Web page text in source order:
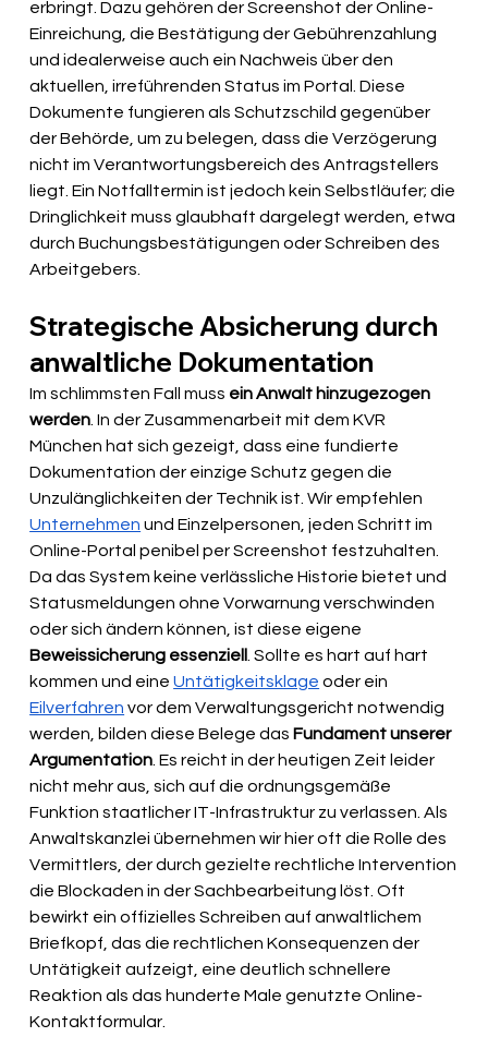
erbringt. Dazu gehören der Screenshot der Online-
Einreichung, die Bestätigung der Gebührenzahlung
und idealerweise auch ein Nachweis über den
aktuellen, irreführenden Status im Portal. Diese
Dokumente fungieren als Schutzschild gegenüber
der Behörde, um zu belegen, dass die Verzögerung
nicht im Verantwortungsbereich des Antragstellers
liegt. Ein Notfalltermin ist jedoch kein Selbstläufer; die
Dringlichkeit muss glaubhaft dargelegt werden, etwa
durch Buchungsbestätigungen oder Schreiben des
Arbeitgebers.
Strategische Absicherung durch
anwaltliche Dokumentation
Im schlimmsten Fall muss ein Anwalt hinzugezogen
werden . In der Zusammenarbeit mit dem KVR
München hat sich gezeigt, dass eine fundierte
Dokumentation der einzige Schutz gegen die
Unzulänglichkeiten der Technik ist. Wir empfehlen
Unternehmen und Einzelpersonen, jeden Schritt im
Online-Portal penibel per Screenshot festzuhalten.
Da das System keine verlässliche Historie bietet und
Statusmeldungen ohne Vorwarnung verschwinden
oder sich ändern können, ist diese eigene
Beweissicherung essenziell
. Sollte es hart auf hart
kommen und eine Untätigkeitsklage oder ein
Eilverfahren vor dem Verwaltungsgericht notwendig
werden, bilden diese Belege das Fundament unserer
Argumentation . Es reicht in der heutigen Zeit leider
nicht mehr aus, sich auf die ordnungsgemäße
Funktion staatlicher IT-Infrastruktur zu verlassen. Als
Anwaltskanzlei übernehmen wir hier oft die Rolle des
Vermittlers, der durch gezielte rechtliche Intervention
die Blockaden in der Sachbearbeitung löst. Oft
bewirkt ein offizielles Schreiben auf anwaltlichem
Briefkopf, das die rechtlichen Konsequenzen der
Untätigkeit aufzeigt, eine deutlich schnellere
Reaktion als das hunderte Male genutzte Online-
Kontaktformular.